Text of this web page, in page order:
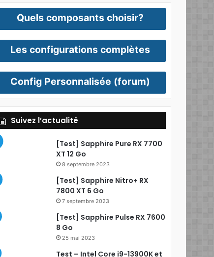
Quels composants choisir?
Les configurations complètes
Config Personnalisée (forum)
Suivez l’actualité
[Test] Sapphire Pure RX 7700
XT 12 Go
8 septembre 2023
[Test] Sapphire Nitro+ RX
7800 XT 6 Go
7 septembre 2023
[Test] Sapphire Pulse RX 7600
8 Go
25 mai 2023
Test – Intel Core i9-13900K et